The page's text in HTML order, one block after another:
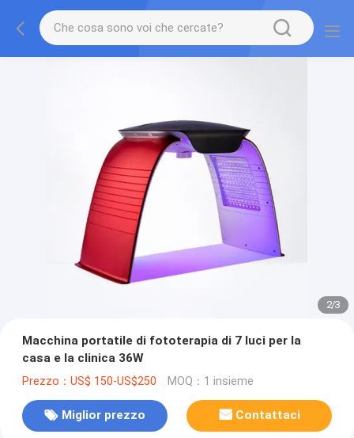
2/3
Macchina portatile di fototerapia di 7 luci per la
casa e la clinica 36W
Prezzo：US$ 150-US$250 MOQ：1 insieme
Miglior prezzo Contattaci